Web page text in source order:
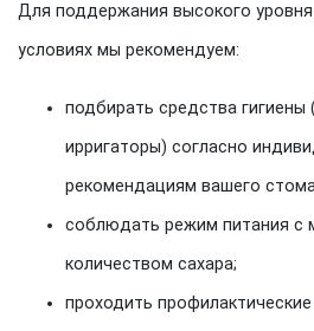
Для поддержания высокого
условиях мы рекомендуем:
подбирать средства гигиены
ирригаторы) согласно
рекомендациям вашего
соблюдать режим питания с
количеством сахара;
проходить